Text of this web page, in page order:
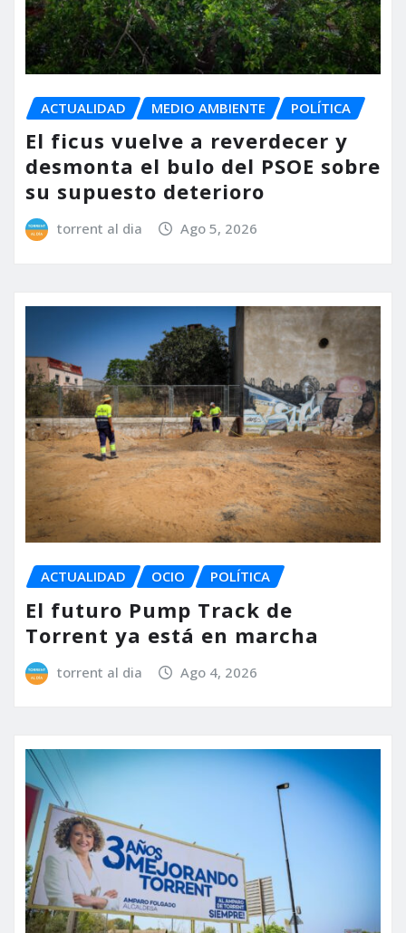
ACTUALIDAD MEDIO AMBIENTE POLÍTICA
El ficus vuelve a reverdecer y
desmonta el bulo del PSOE sobre
su supuesto deterioro
torrent al dia Ago 5, 2026
ACTUALIDAD OCIO POLÍTICA
El futuro Pump Track de
Torrent ya está en marcha
torrent al dia Ago 4, 2026